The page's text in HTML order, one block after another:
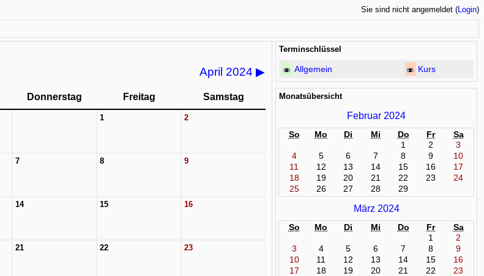
Sie sind nicht angemeldet (Login)
April 2024▶
Donnerstag Freitag Samstag
1 2
7 8 9
14 15 16
21 22 23
Terminschlüssel
Allgemein Kurs
Monatsübersicht
Februar 2024
So Mo Di Mi Do Fr
Sa
1
2
3
4
5 6 7 8 9
10
11
12 13 14 15 16
17
18
19 20 21 22 23
24
25
26 27 28 29
März 2024
So Mo Di Mi Do Fr
Sa
1
2
3
4 5 6 7 8
9
10
11 12 13 14 15
16
17
18 19 20 21 22
23